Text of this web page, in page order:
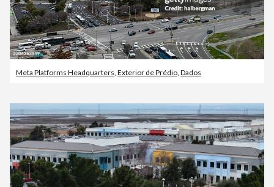
Meta Platforms Headquarters Exterior de Prédio Dados